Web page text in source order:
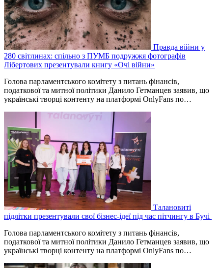
Правда війни у
280 світлинах: спільно з ПУМБ подружжя фотографів
Лібертових презентували книгу «Очі війни»
Голова парламентського комітету з питань фінансів,
податкової та митної політики Данило Гетманцев заявив, що
українські творці контенту на платформі OnlyFans по…
Талановиті
підлітки презентували свої бізнес-ідеї під час пітчингу в Бучі
Голова парламентського комітету з питань фінансів,
податкової та митної політики Данило Гетманцев заявив, що
українські творці контенту на платформі OnlyFans по…